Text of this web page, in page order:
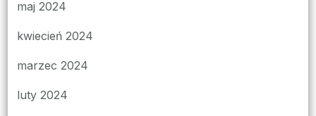
maj 2024
kwiecień 2024
marzec 2024
luty 2024